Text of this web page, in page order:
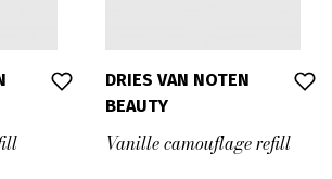
DRIES VAN NOTEN
BEAUTY
Vanille camouflage refill